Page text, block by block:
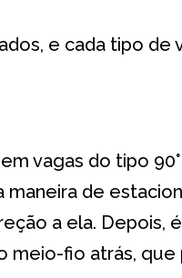
e cada tipo
vagas do tipo
de
a ela.
fio atrás,